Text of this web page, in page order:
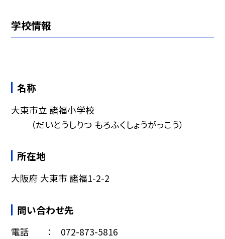
学校情報
名称
大東市立 諸福小学校
（だいとうしりつ もろふくしょうがっこう）
所在地
大阪府 大東市 諸福1-2-2
問い合わせ先
電話 ： 072-873-5816